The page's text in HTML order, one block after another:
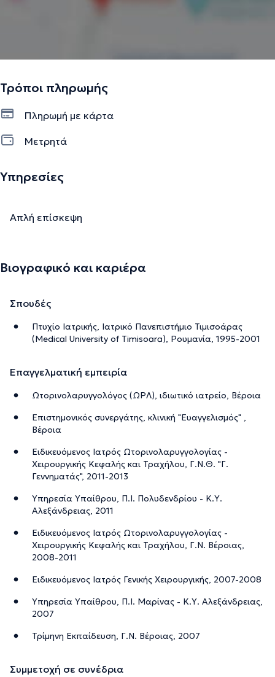
Τρόποι πληρωμής
Πληρωμή με κάρτα
Μετρητά
Υπηρεσίες
Απλή επίσκεψη
Βιογραφικό και καριέρα
Σπουδές
Πτυχίο Ιατρικής, Ιατρικό Πανεπιστήμιο Τιμισοάρας
(Medical University of Timisoara), Ρουμανία, 1995-2001
Επαγγελματική εμπειρία
Ωτορινολαρυγγολόγος (ΩΡΛ), ιδιωτικό ιατρείο, Βέροια
Επιστημονικός συνεργάτης, κλινική "Ευαγγελισμός" ,
Βέροια
Ειδικευόμενος Ιατρός Ωτορινολαρυγγολογίας -
Χειρουργικής Κεφαλής και Τραχήλου, Γ.Ν.Θ. "Γ.
Γεννηματάς", 2011-2013
Υπηρεσία Υπαίθρου, Π.Ι. Πολυδενδρίου - Κ.Υ.
Αλεξάνδρειας, 2011
Ειδικευόμενος Ιατρός Ωτορινολαρυγγολογίας -
Χειρουργικής Κεφαλής και Τραχήλου, Γ.Ν. Βέροιας,
2008-2011
Ειδικευόμενος Ιατρός Γενικής Χειρουργικής, 2007-2008
Υπηρεσία Υπαίθρου, Π.Ι. Μαρίνας - Κ.Υ. Αλεξάνδρειας,
2007
Τρίμηνη Εκπαίδευση, Γ.Ν. Βέροιας, 2007
Συμμετοχή σε συνέδρια